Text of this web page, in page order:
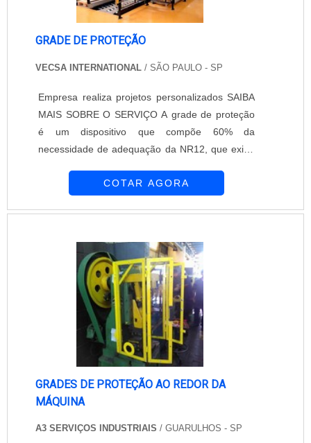
GRADE DE PROTEÇÃO
VECSA INTERNATIONAL / SÃO PAULO - SP
Empresa realiza projetos personalizados SAIBA
MAIS SOBRE O SERVIÇO A grade de proteção
é um dispositivo que compõe 60% da
necessidade de adequação da NR12, que exige
possuir certificação por estar de acordo com as
grade é um material modular, flexível e de fácil
COTAR AGORA
GRADES DE PROTEÇÃO AO REDOR DA
MÁQUINA
A3 SERVIÇOS INDUSTRIAIS / GUARULHOS - SP